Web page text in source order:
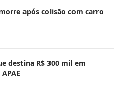
após colisão com carro
destina R$ 300 mil em